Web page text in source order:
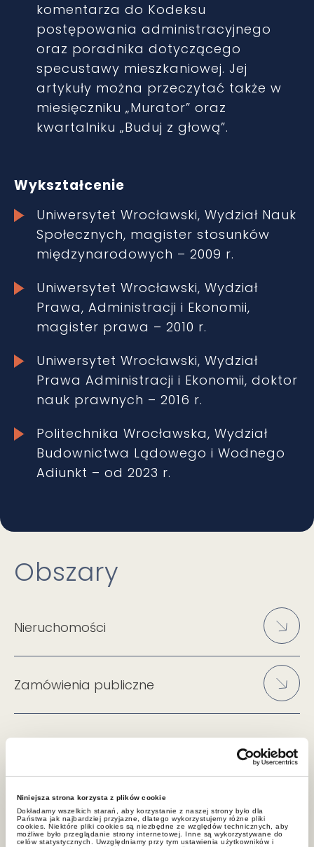
Niniejsza strona korzysta z plików cookie
Dokładamy wszelkich starań, aby korzystanie z naszej strony było dla
Państwa jak najbardziej przyjazne, dlatego wykorzystujemy różne pliki
cookies. Niektóre pliki cookies są niezbędne ze względów technicznych, aby
możliwe było przeglądanie strony internetowej. Inne są wykorzystywane do
celów statystycznych. Uwzględniamy przy tym ustawienia użytkowników i
komentarza do Kodeksu
postępowania administracyjnego
oraz poradnika dotyczącego
specustawy mieszkaniowej. Jej
artykuły można przeczytać także w
miesięczniku „Murator” oraz
kwartalniku „Buduj z głową”.
Wykształcenie
Uniwersytet Wrocławski, Wydział Nauk
Społecznych, magister stosunków
międzynarodowych – 2009 r.
Uniwersytet Wrocławski, Wydział
Prawa, Administracji i Ekonomii,
magister prawa – 2010 r.
Uniwersytet Wrocławski, Wydział
Prawa Administracji i Ekonomii, doktor
nauk prawnych – 2016 r.
Politechnika Wrocławska, Wydział
Budownictwa Lądowego i Wodnego
Adiunkt – od 2023 r.
Obszary
Nieruchomości
Zamówienia publiczne
Specjalizacje
Ochrona środowiska